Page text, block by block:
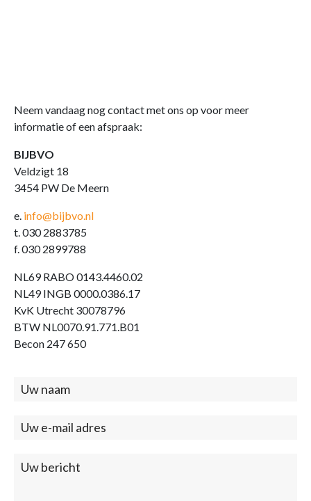
Neem vandaag nog contact met ons op voor meer
informatie of een afspraak:
BIJBVO
Veldzigt 18
3454 PW De Meern
e. info@bijbvo.nl
t. 030 2883785
f. 030 2899788
NL69 RABO 0143.4460.02
NL49 INGB 0000.0386.17
KvK Utrecht 30078796
BTW NL0070.91.771.B01
Becon 247 650
Contact